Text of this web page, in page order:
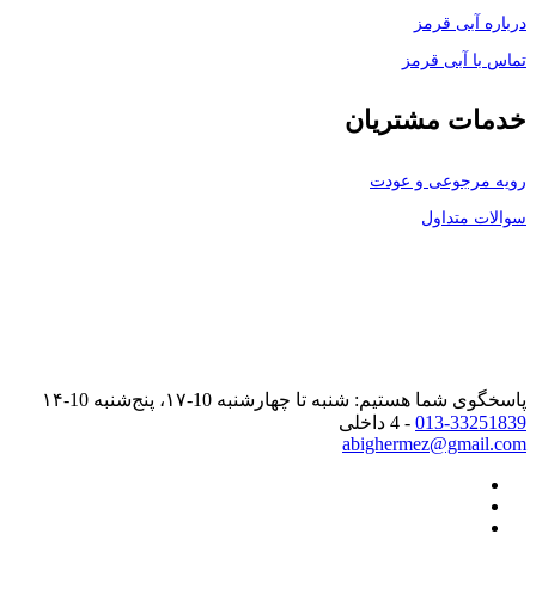
درباره آبی قرمز
تماس با آبی قرمز
خدمات مشتریان
رویه مرجوعی و عودت
سوالات متداول
پاسخگوی شما هستیم: شنبه تا چهارشنبه 10-۱۷، پنج‌شنبه 10-۱۴
013-33251839 - 4 داخلی
abighermez@gmail.com